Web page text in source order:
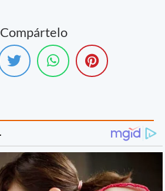
Compártelo